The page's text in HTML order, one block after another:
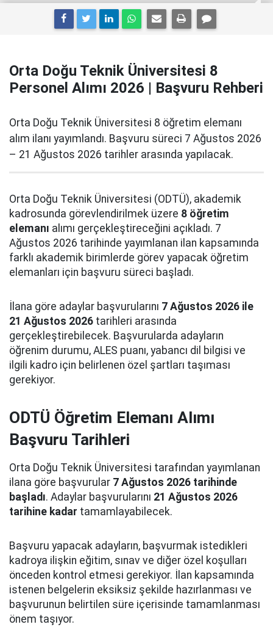
Orta Doğu Teknik Üniversitesi 8
Personel Alımı 2026 | Başvuru Rehberi
Orta Doğu Teknik Üniversitesi 8 öğretim elemanı
alım ilanı yayımlandı. Başvuru süreci 7 Ağustos 2026
– 21 Ağustos 2026 tarihler arasında yapılacak.
Orta Doğu Teknik Üniversitesi (ODTÜ), akademik
kadrosunda görevlendirilmek üzere 8 öğretim
elemanı alımı gerçekleştireceğini açıkladı. 7
Ağustos 2026 tarihinde yayımlanan ilan kapsamında
farklı akademik birimlerde görev yapacak öğretim
elemanları için başvuru süreci başladı.
İlana göre adaylar başvurularını 7 Ağustos 2026 ile
21 Ağustos 2026 tarihleri arasında
gerçekleştirebilecek. Başvurularda adayların
öğrenim durumu, ALES puanı, yabancı dil bilgisi ve
ilgili kadro için belirlenen özel şartları taşıması
gerekiyor.
ODTÜ Öğretim Elemanı Alımı
Başvuru Tarihleri
Orta Doğu Teknik Üniversitesi tarafından yayımlanan
ilana göre başvurular 7 Ağustos 2026 tarihinde
başladı. Adaylar başvurularını 21 Ağustos 2026
tarihine kadar tamamlayabilecek.
Başvuru yapacak adayların, başvurmak istedikleri
kadroya ilişkin eğitim, sınav ve diğer özel koşulları
önceden kontrol etmesi gerekiyor. İlan kapsamında
istenen belgelerin eksiksiz şekilde hazırlanması ve
başvurunun belirtilen süre içerisinde tamamlanması
önem taşıyor.